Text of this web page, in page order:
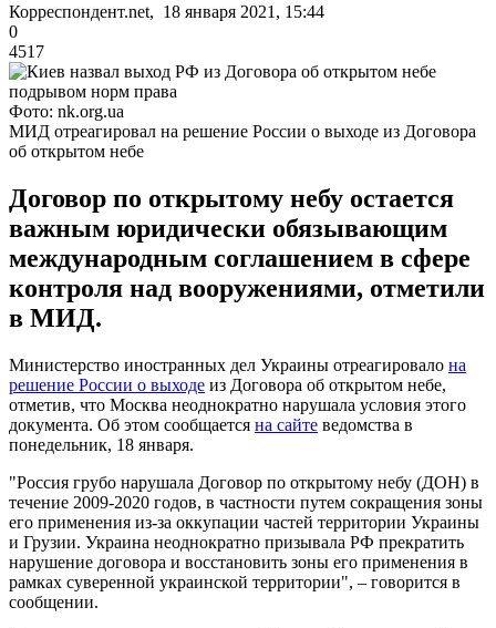
Корреспондент.net, 18 января 2021, 15:44
0
4517
Фото: nk.org.ua
МИД отреагировал на решение России о выходе из Договора
об открытом небе
Договор по открытому небу остается
важным юридически обязывающим
международным соглашением в сфере
контроля над вооружениями, отметили
в МИД.
Министерство иностранных дел Украины отреагировало на
решение России о выходе из Договора об открытом небе,
отметив, что Москва неоднократно нарушала условия этого
документа. Об этом сообщается на сайте ведомства в
понедельник, 18 января.
"Россия грубо нарушала Договор по открытому небу (ДОН) в
течение 2009-2020 годов, в частности путем сокращения зоны
его применения из-за оккупации частей территории Украины
и Грузии. Украина неоднократно призывала РФ прекратить
нарушение договора и восстановить зоны его применения в
рамках суверенной украинской территории", – говорится в
сообщении.